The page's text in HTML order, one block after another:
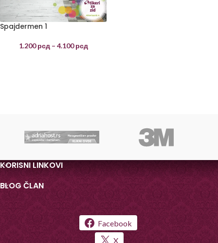
Spajdermen 1
1.200рсд – 4.100рсд
KORISNI LINKOVI
BLOG ČLAN
Facebook
X